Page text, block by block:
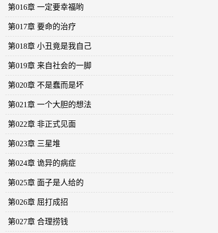
第016章 一定要幸福哟
第017章 要命的治疗
第018章 小丑竟是我自己
第019章 来自社会的一脚
第020章 不是蠢而是坏
第021章 一个大胆的想法
第022章 非正式见面
第023章 三星堆
第024章 诡异的病症
第025章 面子是人给的
第026章 屈打成招
第027章 合理捞钱